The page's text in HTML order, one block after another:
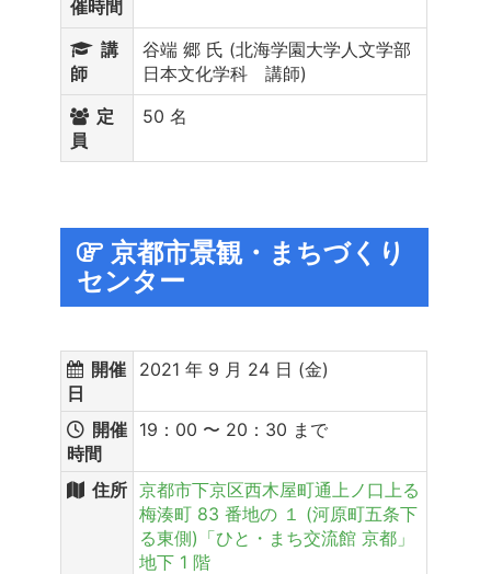
催時間
講
師
谷端 郷 氏 (北海学園大学人文学部
日本文化学科 講師)
定
員
50 名
京都市景観・まちづくり
センター
開催
日
2021 年 9 月 24 日 (金)
開催
時間
19：00 〜 20：30 まで
住所 京都市下京区西木屋町通上ノ口上る
梅湊町 83 番地の １ (河原町五条下
る東側)「ひと・まち交流館 京都」
地下 1 階